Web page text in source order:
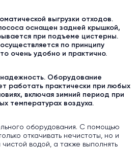
выгрузки отходов.
оснащен задней крышкой,
при подъеме цистерны.
по принципу
очень удобно и практично.
Оборудование
работать практически при любых
включая зимний период при
температурах воздуха.
оборудования. С помощью
откачивать нечистоты, но и
водой, а также выполнять